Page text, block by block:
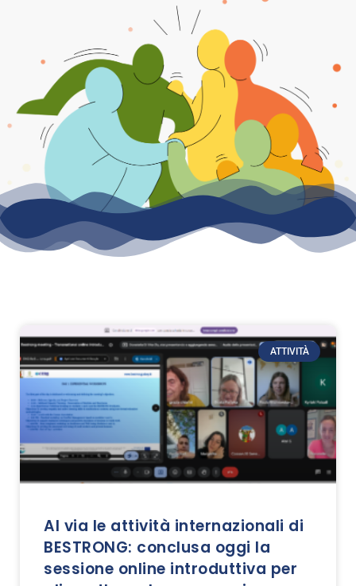
ATTIVITÀ
Al via le attività internazionali di
BESTRONG: conclusa oggi la
sessione online introduttiva per